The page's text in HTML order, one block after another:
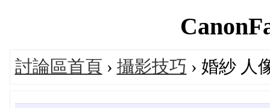
討論區首頁 › 攝影技巧 › 婚紗 人